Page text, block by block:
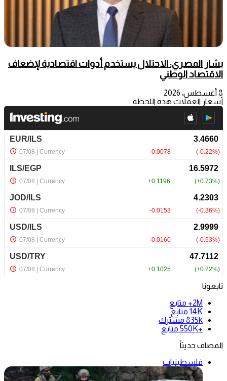
بشار المصري: الاحتلال يستخدم أدوات اقتصادية لإضعاف
الاقتصاد الوطني
8 أغسطس، 2026
أسعار العملات هذه اللحظة
تابعونا
2M+
متابع
14K متابع
835k مشترك
+550K
متابع
المضاف حديثاً
فلسطينيات